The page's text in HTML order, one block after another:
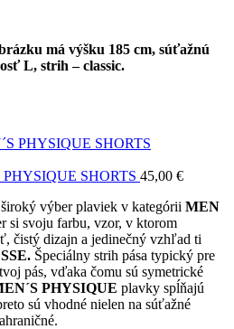
má výšku 185 cm, súťažnú
L, strih – classic.
SHORTS 45,00 €
výber plaviek v kategórii MEN
si svoju farbu, vzor, v ktorom
čistý dizajn a jedinečný vzhľad ti
Špeciálny strih pása typický pre
pás, vďaka čomu sú symetrické
PHYSIQUE plavky spĺňajú
sú vhodné nielen na súťažné